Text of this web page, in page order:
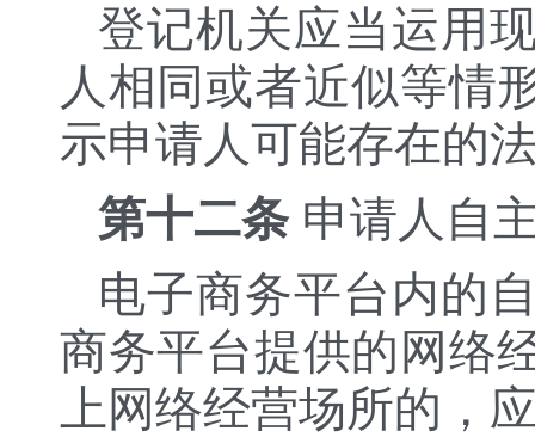
登记机关应当运用
人相同或者近似等情
示申请人可能存在的
第十二条申请人自
电子商务平台内的
商务平台提供的网络
上网络经营场所的，